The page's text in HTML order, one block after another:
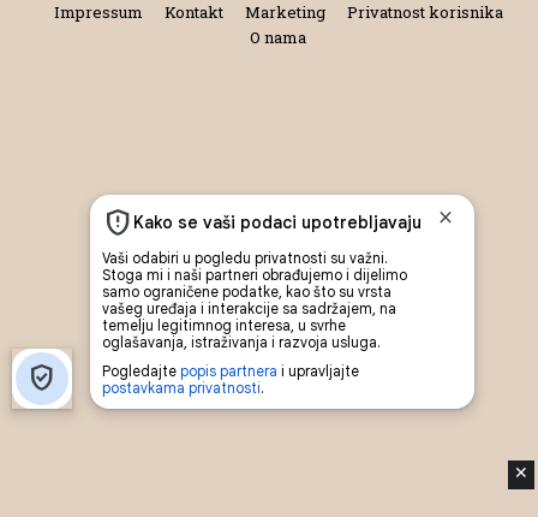
Impressum
Kontakt Marketing
Privatnost korisnika
O nama
✕